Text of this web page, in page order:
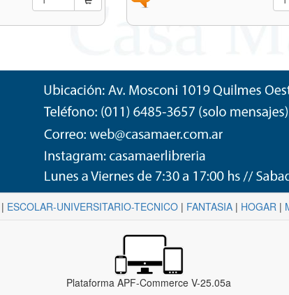
| ESCOLAR-UNIVERSITARIO-TECNICO | FANTASIA | HOGAR |
Plataforma APF-Commerce V-25.05a